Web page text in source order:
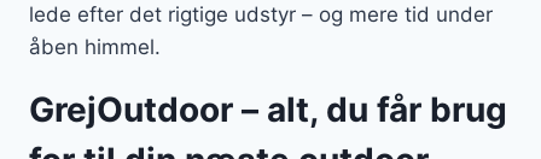
lede efter det rigtige udstyr – og mere tid under
åben himmel.
GrejOutdoor – alt, du får brug